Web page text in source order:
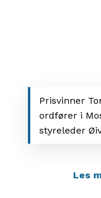
Prisvinner
ordfører i
styreleder
Les